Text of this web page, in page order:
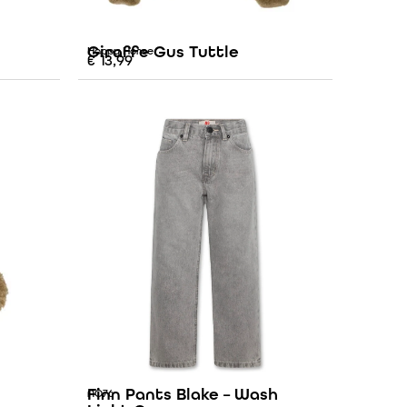
Happy Horse
Giraffe Gus Tuttle
€13,99
AO76
Finn Pants Blake – Wash